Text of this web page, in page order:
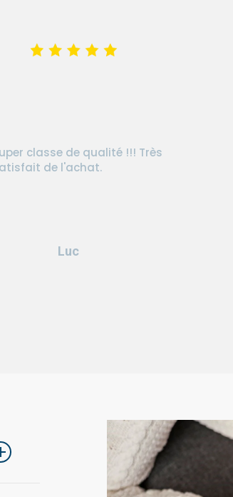
classe de qualité !!! Très
de l'achat.
Luc